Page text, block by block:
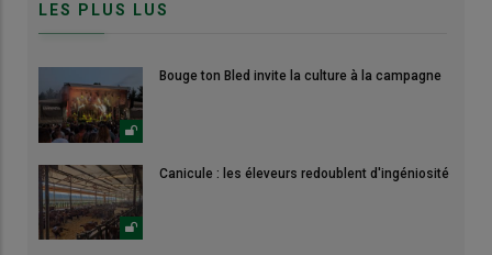
LES PLUS LUS
Bouge ton Bled invite la culture à la campagne
Canicule : les éleveurs redoublent d'ingéniosité